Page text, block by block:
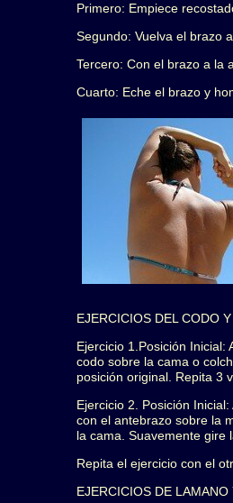
Primero: Empiece
Segundo: Vuelva el brazo
Tercero: Con el brazo a la
Cuarto: Eche el brazo y
EJERCICIOS DEL CODO
Ejercicio 1.Posición
codo sobre la cama o
posición original. Repita 3
Ejercicio 2. Posición
con el antebrazo sobre la
la cama. Suavemente gire
Repita el ejercicio con el
EJERCICIOS DE LAMANO